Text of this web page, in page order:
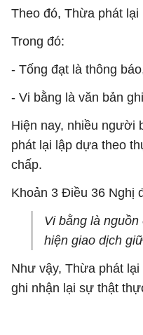
Theo đó, Thừa phát
Trong đó:
- Tống đạt là thông
- Vi bằng là văn bản
Hiện nay, nhiều người
phát lại lập dựa theo
chấp.
Khoản 3 Điều 36 Nghị
Vi bằng là
hiện giao dịch
Như vậy, Thừa phát
ghi nhận lại sự thật